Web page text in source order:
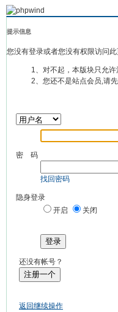
提示信息
您没有登录或者您没有权限访问
1、对不起，本版块只允许
2、您还不是站点会员,请
密 码
找回密码
隐身登录
开启
关闭
登录
还没有帐号？
注册一个
返回继续操作